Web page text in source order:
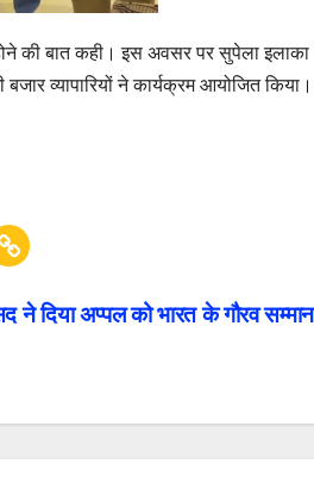
की बात कही। इस अवसर पर सुपेला इलाका
व्यापारियों ने कार्यक्रम आयोजित
ने दिया अप्पल को भारत के गौरव